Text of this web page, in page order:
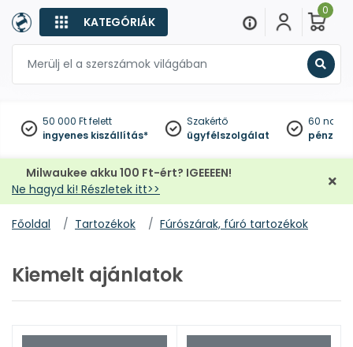
KATEGÓRIÁK
0
50 000 Ft felett
ingyenes kiszállítás*
Szakértő
ügyfélszolgálat
60
Milwaukee akku 100 Ft-ért? IGEEEEN!
Ne hagyd ki! Részletek itt>>
Főoldal Tartozékok Fúrószárak, fúró tartozékok
Kiemelt ajánlatok